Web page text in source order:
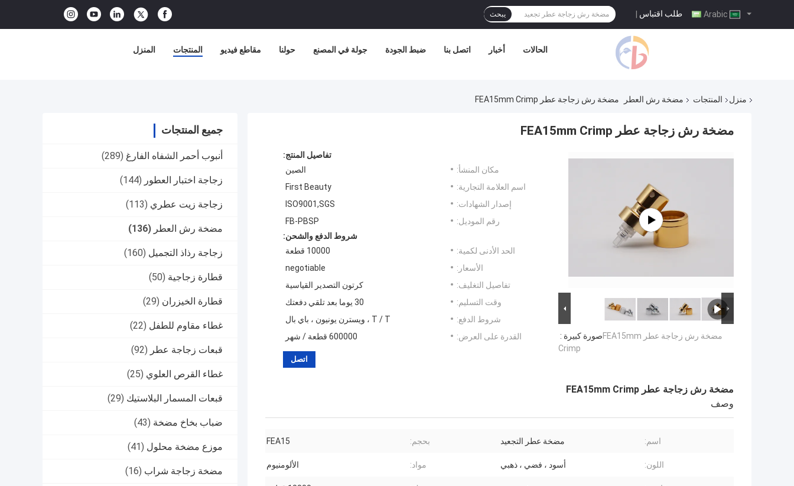
طلب اقتباس | يبحث
المنزل المنتجات مقاطع فيديو حولنا جولة في المصنع ضبط الجودة اتصل بنا أخبار الحالات
منزل المنتجات مضخة رش العطر مضخة رش زجاجة عطر FEA15mm Crimp
جميع المنتجات
أنبوب أحمر الشفاه الفارغ (289)
زجاجة اختبار العطور (144)
زجاجة زيت عطري (113)
مضخة رش العطر (136)
زجاجة رذاذ التجميل (160)
قطارة زجاجية (50)
قطارة الخيزران (29)
غطاء مقاوم للطفل (22)
قبعات زجاجة عطر (92)
غطاء القرص العلوي (25)
قبعات المسمار البلاستيك (29)
ضباب بخاخ مضخة (43)
موزع مضخة محلول (41)
مضخة زجاجة شراب (16)
مضخة رش زجاجة عطر FEA15mm Crimp
صورة كبيرة :مضخة رش زجاجة عطر FEA15mm
Crimp
تفاصيل المنتج:
مكان المنشأ:
الصين
اسم العلامة التجارية:
First Beauty
إصدار الشهادات:
ISO9001,SGS
رقم الموديل:
FB-PBSP
شروط الدفع والشحن:
الحد الأدنى لكمية:
10000 قطعة
الأسعار:
negotiable
تفاصيل التغليف:
كرتون التصدير القياسية
وقت التسليم:
30 يوما بعد تلقي دفعتك
شروط الدفع:
T / T ، ويسترن يونيون ، باي بال
القدرة على العرض:
600000 قطعة / شهر
اتصل
مضخة رش زجاجة عطر FEA15mm Crimp
وصف
اسم: مضخة عطر التجعيد بحجم: FEA15
اللون: أسود ، فضي ، ذهبي مواد: الألومنيوم